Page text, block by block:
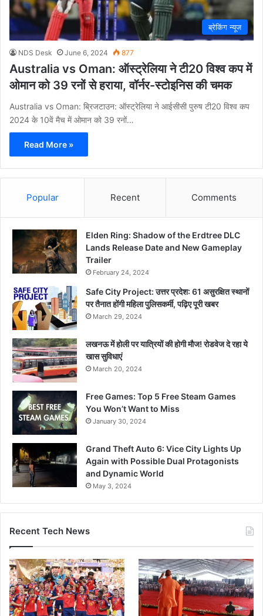
ब्रेकिंग न्यूज
NDS Desk June 6, 2024 877
Australia vs Oman: ऑस्ट्रेलिया ने टी20 विश्व कप में
ओमान को 39 रनों से हराया, वॉर्नर-स्टोइनिस की चमक
Australia vs Oman: ब्रिजटाउन: ऑस्ट्रेलिया ने आईसीसी पुरुष टी20 विश्व कप
2024 के 10वें मैच में ओमान को 39 रनों…
Read More »
Popular Recent Comments
Elden Ring: Shadow of the Erdtree DLC
Lands Release Date and New Gameplay
Trailer
February 24, 2024
Safe City Project: उत्तर प्रदेश: 61 असुरक्षित स्थानों
पर तैनात होंगी महिला पुलिसकर्मी, पढ़िए पूरी खबर
March 29, 2024
लखनऊ में होली पर यात्रियों की होगी मौज! रोडवेज दे रहा ये
खास सुविधाएं
March 20, 2024
Free Games: Top 5 Free Steam Games
You Won’t Want to Miss
January 30, 2024
Grand Theft Auto 6: Vice City Lights Up
Again with Possible Dual Protagonists
and Dynamic World
May 3, 2024
Recent Tech News